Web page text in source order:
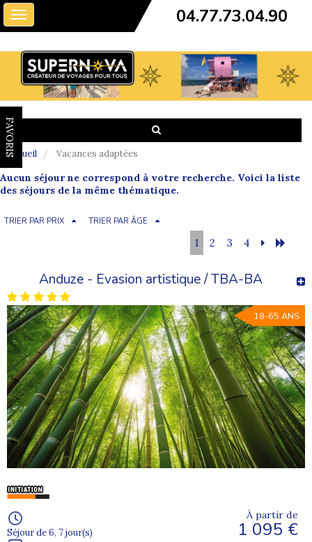
Toggle
navigation
04.77.73.04.90
FAVORIS
Accueil Vacances adaptées
Aucun séjour ne correspond à votre recherche. Voici la liste
des séjours de la même thématique.
TRIER PAR PRIX TRIER PAR ÂGE
1 2 3 4
Anduze - Evasion artistique / TBA-BA
18-65 ANS
Séjour de 6, 7 jour(s)
À partir de
1 095 €